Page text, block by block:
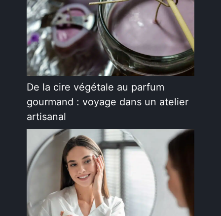
De la cire végétale au parfum
gourmand : voyage dans un atelier
artisanal